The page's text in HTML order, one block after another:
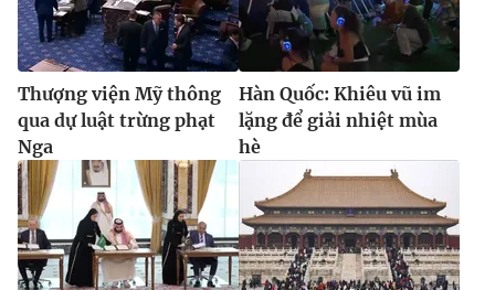
thuận bằng văn bản. Ghi rõ nguồn VTV.vn khi phát hành lại
thông tin từ website này.
Thượng viện Mỹ thông
qua dự luật trừng phạt
Nga
Hàn Quốc: Khiêu vũ im
lặng để giải nhiệt mùa
hè